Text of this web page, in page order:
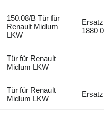
150.08/B Tür für
Renault Midlum
LKW
1880
Tür für Renault
Midlum LKW
Tür für Renault
Midlum LKW